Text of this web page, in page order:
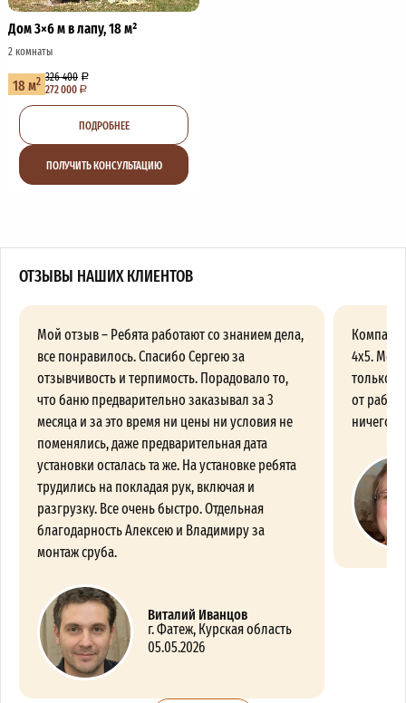
Дом 3×6 м в лапу, 18 м²
2 комнаты
18 м2 326 400
272 000
ПОДРОБНЕЕ
ПОЛУЧИТЬ КОНСУЛЬТАЦИЮ
ОТЗЫВЫ НАШИХ КЛИЕНТОВ
Мой отзыв – Ребята работают со знанием дела,
все понравилось. Спасибо Сергею за
отзывчивость и терпимость. Порадовало то,
что баню предварительно заказывал за 3
месяца и за это время ни цены ни условия не
поменялись, даже предварительная дата
установки осталась та же. На установке ребята
трудились на покладая рук, включая и
разгрузку. Все очень быстро. Отдельная
благодарность Алексею и Владимиру за
монтаж сруба.
Виталий Иванцов
г. Фатеж, Курская область
05.05.2026
4х5.
только
от
ничего